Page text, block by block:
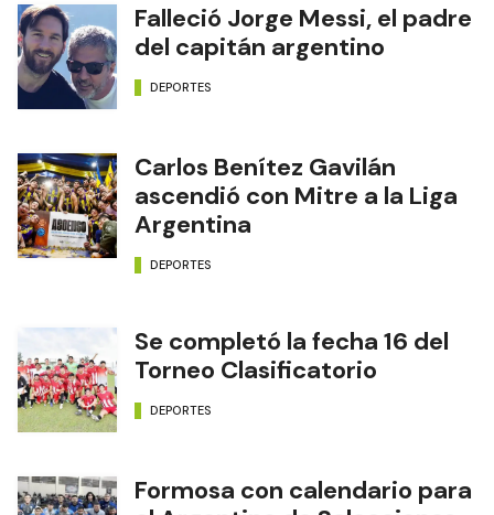
Falleció Jorge Messi, el padre
del capitán argentino
DEPORTES
Carlos Benítez Gavilán
ascendió con Mitre a la Liga
Argentina
DEPORTES
Se completó la fecha 16 del
Torneo Clasificatorio
DEPORTES
Formosa con calendario para